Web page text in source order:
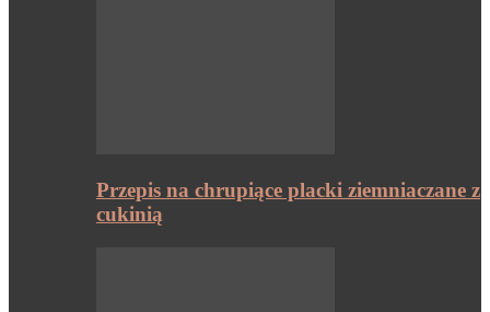
Przepis na chrupiące placki ziemniaczane z
cukinią